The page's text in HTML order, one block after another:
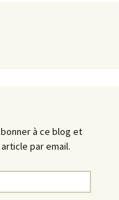
à ce blog et
par email.